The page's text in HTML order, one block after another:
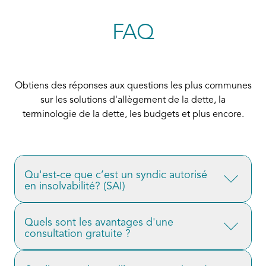
FAQ
Obtiens des réponses aux questions les plus communes
sur les solutions d'allègement de la dette, la
terminologie de la dette, les budgets et plus encore.
Qu'est-ce que c’est un syndic autorisé
en insolvabilité? (SAI)
Les ( SAI
) sont les seuls experts au Canada autorisés
à réduire ou à éliminer les dettes dans le cadre
d'une proposition de consommateur ou d'une
Quels sont les avantages d'une
consultation gratuite ?